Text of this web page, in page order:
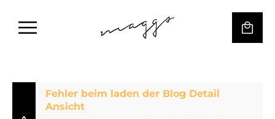
Fehler beim laden der Blog Detail
Ansicht